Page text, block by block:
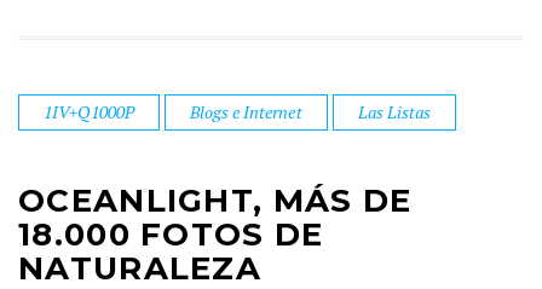
1IV+Q1000P Blogs e Internet Las Listas
OCEANLIGHT, MÁS DE
18.000 FOTOS DE
NATURALEZA